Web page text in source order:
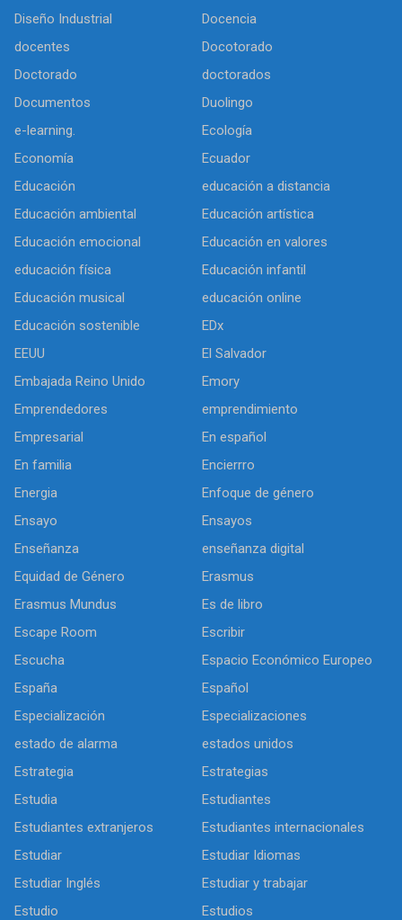
Diseño Industrial
Docencia
docentes
Docotorado
Doctorado
doctorados
Documentos
Duolingo
e-learning.
Ecología
Economía
Ecuador
Educación
educación a distancia
Educación ambiental
Educación artística
Educación emocional
Educación en valores
educación física
Educación infantil
Educación musical
educación online
Educación sostenible
EDx
EEUU
El Salvador
Embajada Reino Unido
Emory
Emprendedores
emprendimiento
Empresarial
En español
En familia
Encierrro
Energia
Enfoque de género
Ensayo
Ensayos
Enseñanza
enseñanza digital
Equidad de Género
Erasmus
Erasmus Mundus
Es de libro
Escape Room
Escribir
Escucha
Espacio Económico Europeo
España
Español
Especialización
Especializaciones
estado de alarma
estados unidos
Estrategia
Estrategias
Estudia
Estudiantes
Estudiantes extranjeros
Estudiantes internacionales
Estudiar
Estudiar Idiomas
Estudiar Inglés
Estudiar y trabajar
Estudio
Estudios